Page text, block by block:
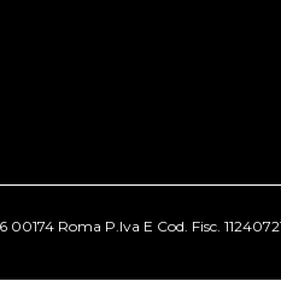
Roma P.Iva E Cod. Fisc.